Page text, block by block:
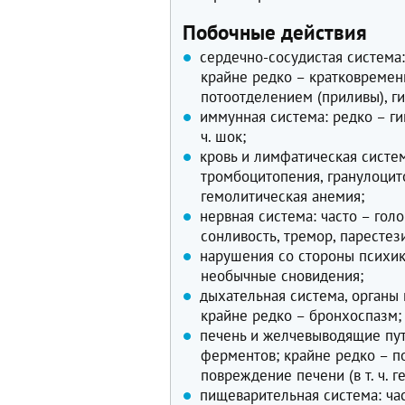
Побочные действия
сердечно-сосудистая
крайне редко –
потоотделением (приливы),
иммунная система: редко –
ч. шок;
кровь и лимфатическая
тромбоцитопения,
гемолитическая анемия;
нервная система: часто –
сонливость, тремор,
нарушения со стороны
необычные сновидения;
дыхательная система,
крайне редко – бронхоспазм;
печень и желчевыводящие
ферментов; крайне редко –
повреждение печени (в т. ч.
пищеварительная система: